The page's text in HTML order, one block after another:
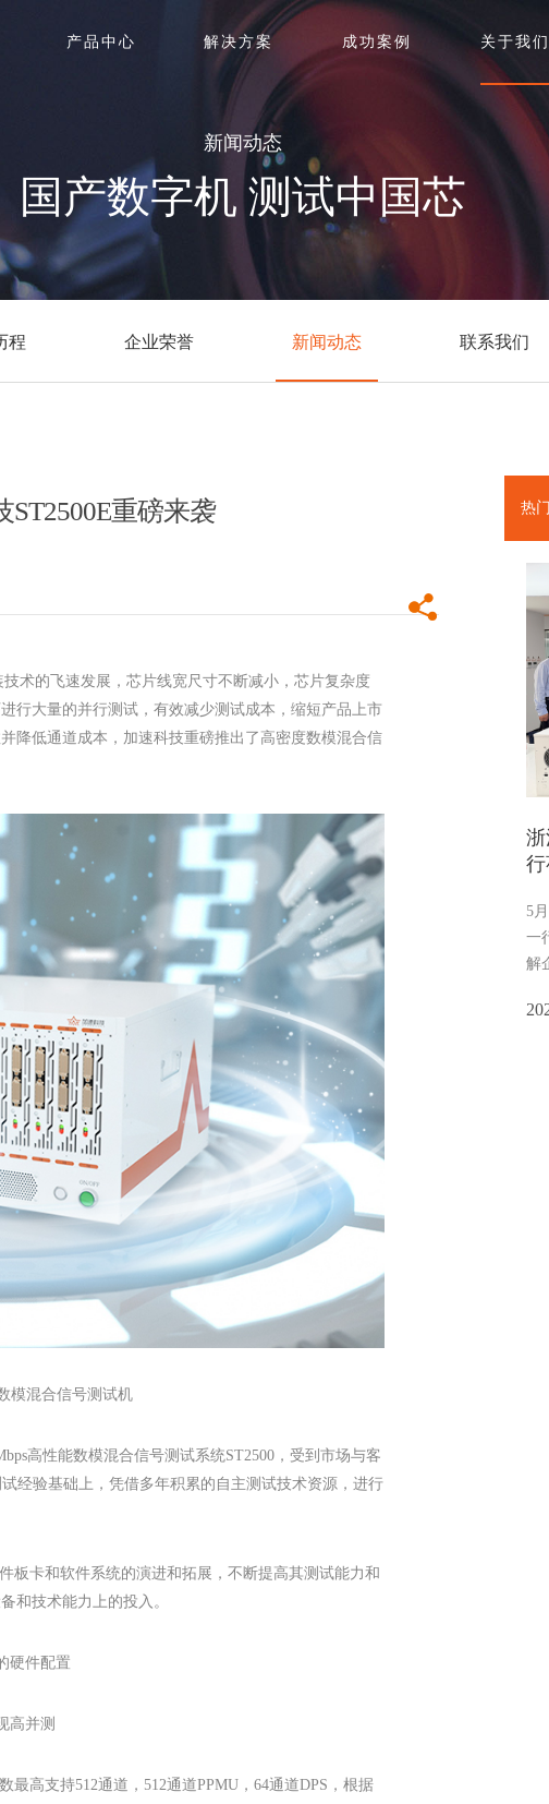
产品中心 解决方案 成功案例 关于我们
新闻动态
国产数字机 测试中国芯
程 企业荣誉 新闻动态 联系我们
ST2500E重磅来袭
术的飞速发展，芯片线宽尺寸不断减小，芯片复杂度
行大量的并行测试，有效减少测试成本，缩短产品上市
降低通道成本，加速科技重磅推出了高密度数模混合信
模混合信号测试机
高性能数模混合信号测试系统ST2500，受到市场与客
经验基础上，凭借多年积累的自主测试技术资源，进行
板卡和软件系统的演进和拓展，不断提高其测试能力和
和技术能力上的投入。
硬件配置
高并测
最高支持512通道，512通道PPMU，64通道DPS，根据
热
大会顺
度股东大会
杭州智投
人员出席
杭州加速科技推出LPDDR4/LPDDR4X协
同测试解决方案：重构高性价比内存测
试路径
2026-06-11
5
一
解